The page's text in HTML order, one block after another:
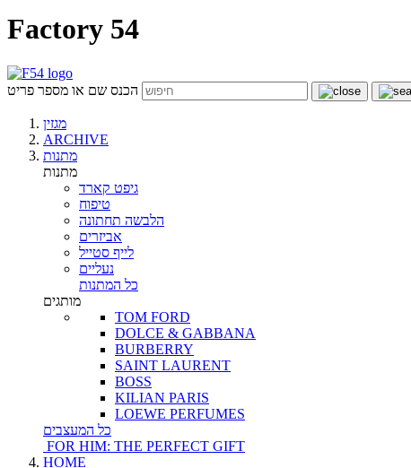
Factory 54
הכנס שם או מספר פריט
מגזין
ARCHIVE
מתנות
מתנות
גיפט קארד
טיפוח
הלבשה תחתונה
אביזרים
לייף סטייל
נעליים
כל המתנות
מותגים
TOM FORD
DOLCE & GABBANA
BURBERRY
SAINT LAURENT
BOSS
KILIAN PARIS
LOEWE PERFUMES
כל המעצבים
FOR HIM: THE PERFECT GIFT
HOME